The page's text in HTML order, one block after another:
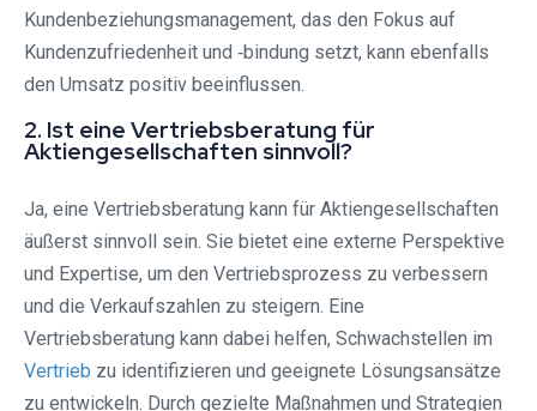
Kundenbeziehungsmanagement, das den Fokus auf
Kundenzufriedenheit und ‑bindung setzt, kann ebenfalls
den Umsatz positiv beeinflussen.
2. Ist eine Vertriebsberatung für
Aktiengesellschaften sinnvoll?
Ja, eine Vertriebsberatung kann für Aktiengesellschaften
äußerst sinnvoll sein. Sie bietet eine externe Perspektive
und Expertise, um den Vertriebsprozess zu verbessern
und die Verkaufszahlen zu steigern. Eine
Vertriebsberatung kann dabei helfen, Schwachstellen im
Vertrieb zu identifizieren und geeignete Lösungsansätze
zu entwickeln. Durch gezielte Maßnahmen und Strategien